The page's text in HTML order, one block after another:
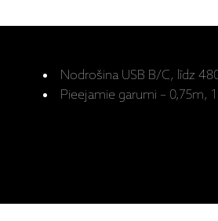
Nodrošina USB B/C, līdz
Pieejamie garumi – 0,75m,